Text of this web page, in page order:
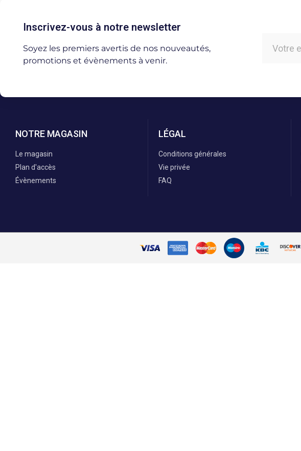
Inscrivez-vous à notre newsletter
Soyez les premiers avertis de nos nouveautés,
promotions et évènements à venir.
NOTRE MAGASIN
Le magasin
Plan d'accès
Évènements
LÉGAL
Conditions générales
Vie privée
FAQ